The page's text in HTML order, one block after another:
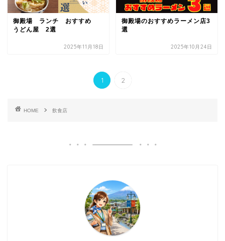
御殿場 ランチ おすすめ
うどん屋 2選
2025年11月18日
御殿場のおすすめラーメン店3
選
2025年10月24日
1 2
HOME 飲食店